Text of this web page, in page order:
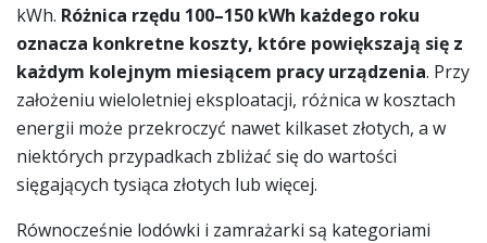
kWh. Różnica rzędu 100–150 kWh każdego roku
oznacza konkretne koszty, które powiększają się z
każdym kolejnym miesiącem pracy urządzenia. Przy
założeniu wieloletniej eksploatacji, różnica w kosztach
energii może przekroczyć nawet kilkaset złotych, a w
niektórych przypadkach zbliżać się do wartości
sięgających tysiąca złotych lub więcej.
Równocześnie lodówki i zamrażarki są kategoriami